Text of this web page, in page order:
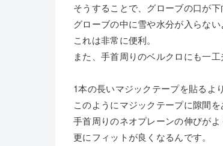
そうすることで、グローブの口が下
グローブの中に雪や水分が入らない
これは非常に便利。
また、手首周りのベルクロにも一工
1本の長いマジックテープを貼るより
このようにマジックテープに隙間を
手首周りのネオプレーンの伸びがよ
更にフィットが良くなるんです。